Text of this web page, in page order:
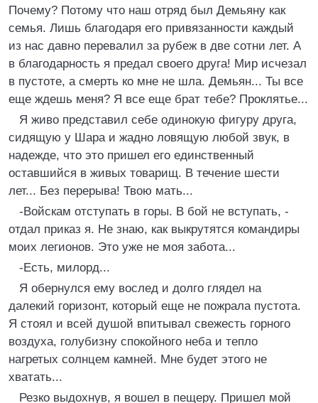
Почему? Потому что наш отряд был Демьяну как
семья. Лишь благодаря его привязанности каждый
из нас давно перевалил за рубеж в две сотни лет. А
в благодарность я предал своего друга! Мир исчезал
в пустоте, а смерть ко мне не шла. Демьян... Ты все
еще ждешь меня? Я все еще брат тебе? Проклятье...
Я живо представил себе одинокую фигуру друга,
сидящую у Шара и жадно ловящую любой звук, в
надежде, что это пришел его единственный
оставшийся в живых товарищ. В течение шести
лет... Без перерыва! Твою мать...
-Войскам отступать в горы. В бой не вступать, -
отдал приказ я. Не знаю, как выкрутятся командиры
моих легионов. Это уже не моя забота...
-Есть, милорд...
Я обернулся ему вослед и долго глядел на
далекий горизонт, который еще не пожрала пустота.
Я стоял и всей душой впитывал свежесть горного
воздуха, голубизну спокойного неба и тепло
нагретых солнцем камней. Мне будет этого не
хватать...
Резко выдохнув, я вошел в пещеру. Пришел мой